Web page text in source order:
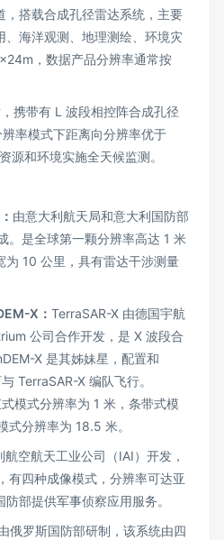
，搭载合成孔径雷达系统，主要
、海洋观测、地理测绘、环境灾
，数据产品分辨率通常按
携带有 L 波段相控阵合成孔径
率模式下距离向分辨率优于
源和环境实施全天候监测。
由意大利航天局和意大利国防部
。是全球第一颗分辨率高达 1 米
为 10 公里，具有雷达干涉测量
X： TerraSAR-X 由德国宇航
公司合作开发，是 X 波段合
X 是其姊妹星，配置和
TerraSAR-X 编队飞行。
模式分辨率为 1 米，条带式模
式分辨率为 18.5 米。
航空航天工业公司（IAI）开发，
有四种成像模式，分辨率可达亚
部提供军事侦察应用服务。
俄罗斯国防部研制，该系统由四